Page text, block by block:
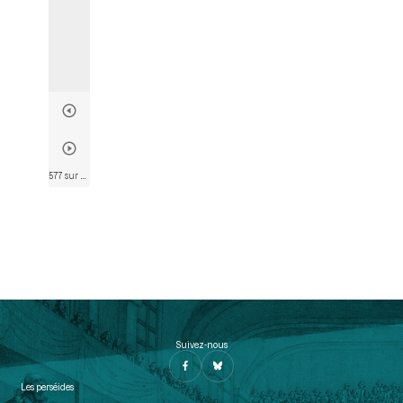
Suivez-nous
Les perséides